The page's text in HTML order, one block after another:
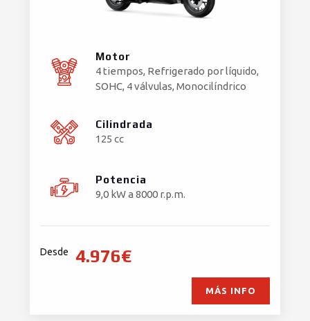
Motor
4 tiempos, Refrigerado por líquido,
SOHC, 4 válvulas, Monocilíndrico
Cilindrada
125 cc
Potencia
9,0 kW a 8000 r.p.m.
Desde 4.976€
MÁS INFO